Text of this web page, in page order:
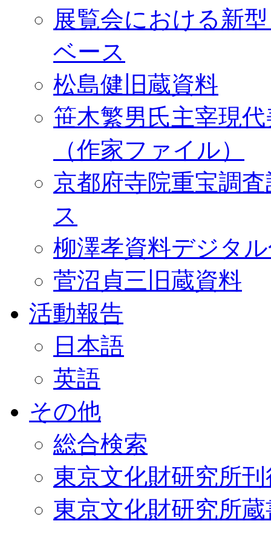
展覧会における新
ベース
松島健旧蔵資料
笹木繁男氏主宰現
（作家ファイル）
京都府寺院重宝調
ス
柳澤孝資料デジタ
菅沼貞三旧蔵資料
活動報告
日本語
英語
その他
総合検索
東京文化財研究所
東京文化財研究所